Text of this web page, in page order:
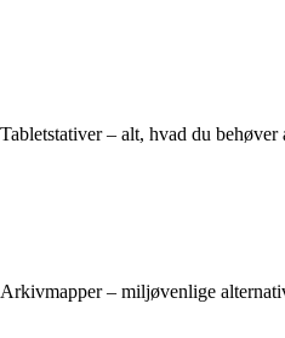
Tabletstativer – alt, hvad du behøver
Arkivmapper – miljøvenlige